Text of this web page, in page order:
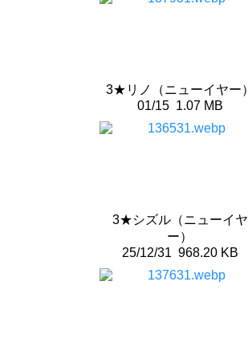
3★リノ（ニューイヤー）
01/151.07 MB
3★シズル（ニューイヤ
ー）
25/12/31 968.20 KB